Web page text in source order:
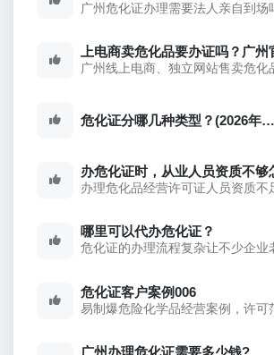
广州危化证办理需要法人亲自到
上电商卖危化品要办证吗？广
广州线上电商、独立网站售卖危
危化证分哪几种类型？(2026
办危化证时，从业人员资质不
办理危化品经营许可证人员资质
哪里可以代办危化证？
危化证的办理流程复杂让不少企
危化证客户案例006
易制爆危险化学品经营案例，许
广州办理危化证需要多少钱?